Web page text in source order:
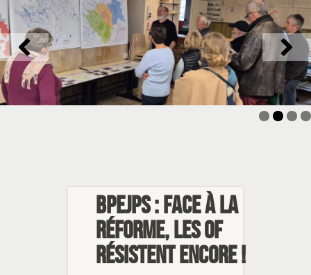
BPEJPS : Face à la
réforme, les OF
résistent encore !